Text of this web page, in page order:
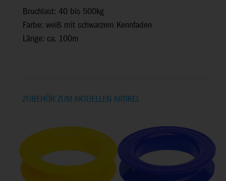
Bruchlast: 40 bis 500kg
Farbe: weiß mit schwarzem Kennfaden
Länge: ca. 100m
ZUBEHÖR ZUM AKTUELLEN ARTIKEL